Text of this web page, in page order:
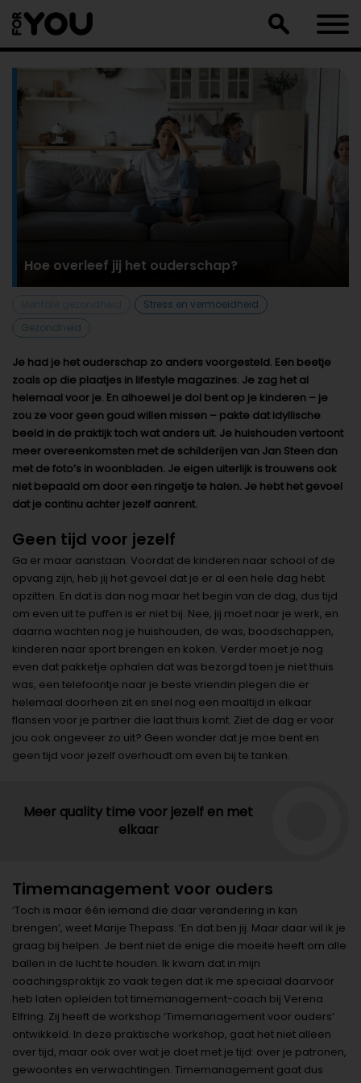
naar
artikel
Hoe overleef jij het ouderschap?
Stress en vermoeidheid
Gezondheid
Je had je het ouderschap zo anders voorgesteld. Een beetje
zoals op die plaatjes in lifestyle magazines. Je zag het al
helemaal voor je. En alhoewel je dol bent op je kinderen – je
zou ze voor geen goud willen missen – pakte dat idyllische
beeld in de praktijk toch wat anders uit. Je huishouden vertoont
meer overeenkomsten met de schilderijen van Jan Steen dan
met de foto’s in woonbladen. Je eigen uiterlijk is trouwens ook
niet bepaald om door een ringetje te halen. Je hebt het gevoel
dat je continu achter jezelf aanrent.
Geen tijd voor jezelf
Ga er maar aanstaan. Voordat de kinderen naar school of de
opvang zijn, heb jij het gevoel dat je er al een hele dag hebt
opzitten. En dat is dan nog maar het begin van de dag, dus tijd
om even uit te puffen is er niet bij. Nee, jij moet naar je werk, en
daarna wachten nog je huishouden, de was, boodschappen,
kinderen naar sport brengen en koken. Verder moet je nog
even dat pakketje ophalen dat was bezorgd toen je niet thuis
was, een telefoontje naar je beste vriendin plegen die er
helemaal doorheen zit en snel nog een maaltijd in elkaar
flansen voor je partner die laat thuis komt. Ziet de dag er voor
jou ook ongeveer zo uit? Geen wonder dat je moe bent en
geen tijd voor jezelf overhoudt om even bij te tanken.
Meer quality time voor jezelf en met
elkaar
Timemanagement voor ouders
‘Toch is maar één iemand die daar verandering in kan
brengen’, weet Marije Thepass. ‘En dat ben jij. Maar daar wil ik je
graag bij helpen. Je bent niet de enige die moeite heeft om alle
ballen in de lucht te houden. Ik kwam dat in mijn
coachingspraktijk zo vaak tegen dat ik me speciaal daarvoor
heb laten opleiden tot timemanagement-coach bij Verena
Elfring. Zij heeft de workshop ‘Timemanagement voor ouders’
ontwikkeld. In deze praktische workshop, gaat het niet alleen
over tijd, maar ook over wat je doet met je tijd: over je patronen,
gewoontes en verwachtingen. Timemanagement gaat dus